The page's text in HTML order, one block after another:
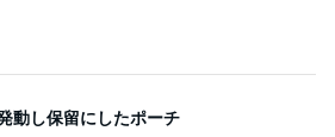
動し保留にしたポーチ